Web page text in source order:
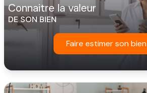
connaitre la valeur
DE SON BIEN
Faire estimer son bien